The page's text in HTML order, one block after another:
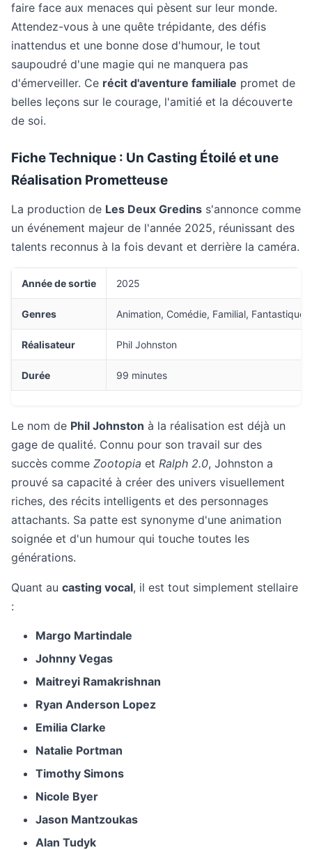
faire face aux menaces qui pèsent sur leur monde.
Attendez-vous à une quête trépidante, des défis
inattendus et une bonne dose d'humour, le tout
saupoudré d'une magie qui ne manquera pas
d'émerveiller. Ce récit d'aventure familiale promet de
belles leçons sur le courage, l'amitié et la découverte
de soi.
Fiche Technique : Un Casting Étoilé et une
Réalisation Prometteuse
La production de Les Deux Gredins s'annonce comme
un événement majeur de l'année 2025, réunissant des
talents reconnus à la fois devant et derrière la caméra.
Année de sortie 2025
Genres Animation, Comédie, Familial, Fantastique
Réalisateur Phil Johnston
Durée 99 minutes
Le nom de Phil Johnston à la réalisation est déjà un
gage de qualité. Connu pour son travail sur des
succès comme Zootopia et Ralph 2.0, Johnston a
prouvé sa capacité à créer des univers visuellement
riches, des récits intelligents et des personnages
attachants. Sa patte est synonyme d'une animation
soignée et d'un humour qui touche toutes les
générations.
Quant au casting vocal, il est tout simplement stellaire
:
Margo Martindale
Johnny Vegas
Maitreyi Ramakrishnan
Ryan Anderson Lopez
Emilia Clarke
Natalie Portman
Timothy Simons
Nicole Byer
Jason Mantzoukas
Alan Tudyk